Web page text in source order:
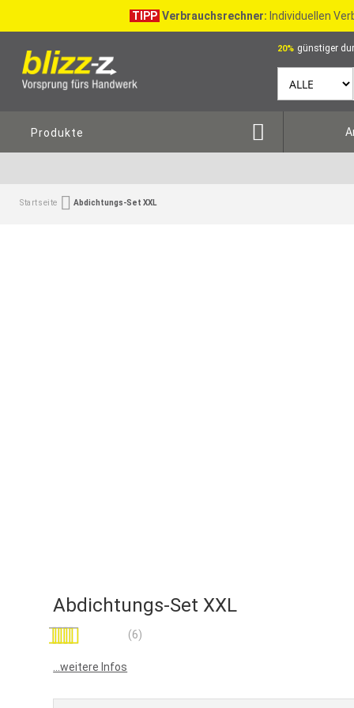
TIPP Verbrauchsrechner: Individuellen
20% günstiger
Produkte
Startseite Abdichtungs-Set XXL
Abdichtungs-Set XXL
Bewertung: (6)
...weitere Infos